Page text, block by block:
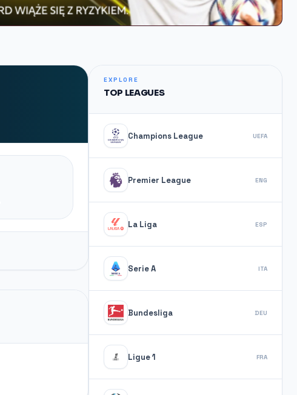
EXPLORE
TOP LEAGUES
Champions League UEFA
Premier League ENG
La Liga ESP
Serie A ITA
Bundesliga DEU
Ligue 1 FRA